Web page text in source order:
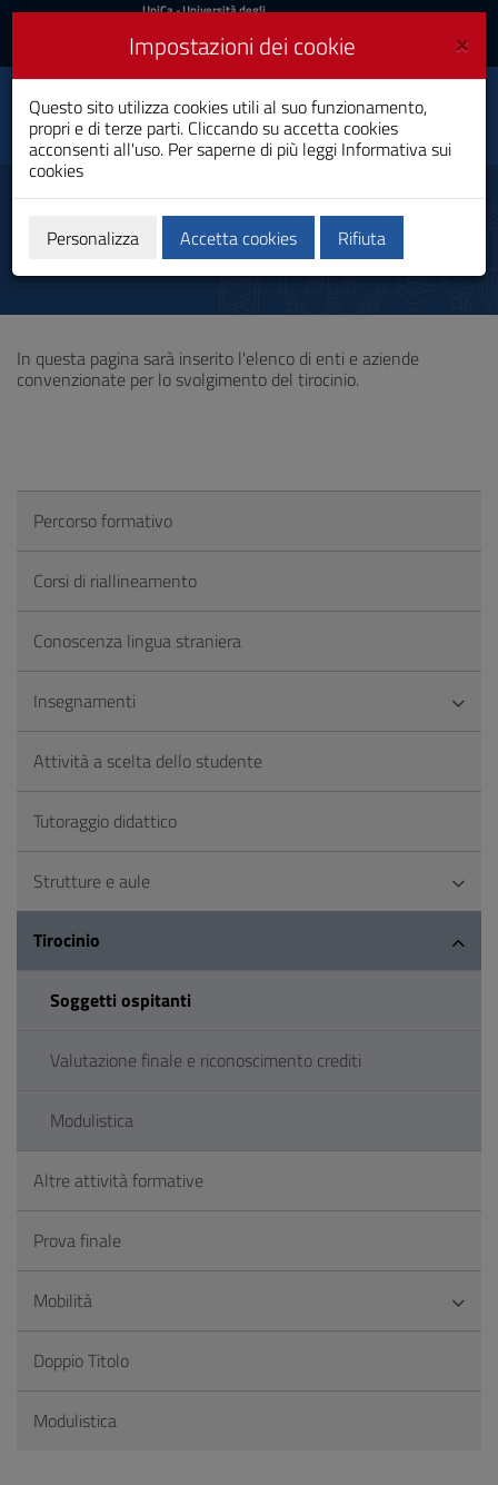
Vai
al
navigazione
sito
al
Footer
UniCa
Accedi
UniCa- Università degli
Accedi UniCA News
Toggle
navigation
Giornalismo e
Informazione Web
Laurea Magistrale
Soggetti ospitanti
In questa pagina sarà inserito l'elenco di enti e aziende
convenzionate per lo svolgimento del tirocinio.
Percorso formativo
Corsi di riallineamento
Conoscenza lingua straniera
Insegnamenti
Attività a scelta dello studente
Tutoraggio didattico
Strutture e aule
Tirocinio
Soggetti ospitanti
Valutazione finale e riconoscimento crediti
Modulistica
Altre attività formative
Prova finale
Mobilità
Doppio Titolo
Modulistica
×
Impostazioni dei cookie
Questo sito utilizza cookies utili al suo funzionamento,
propri e di terze parti. Cliccando su accetta cookies
acconsenti all'uso. Per saperne di più leggi Informativa sui
cookies
Personalizza Accetta cookies Rifiuta